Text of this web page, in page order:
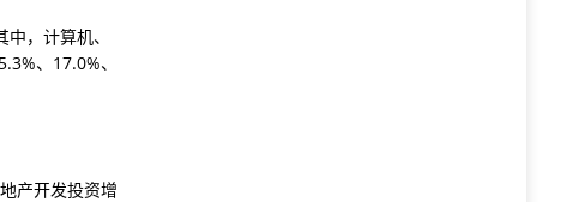
，计算机、
、17.0%、
产开发投资增